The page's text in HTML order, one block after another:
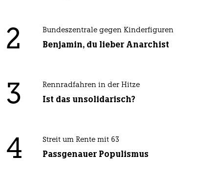
2 Bundeszentrale gegen Kinderfiguren
Benjamin, du lieber Anarchist
3 Rennradfahren in der Hitze
Ist das unsolidarisch?
4 Streit um Rente mit 63
Passgenauer Populismus